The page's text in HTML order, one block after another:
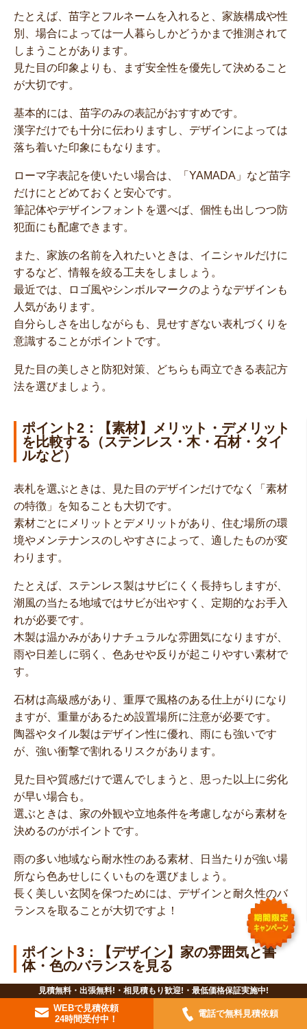
たとえば、苗字とフルネームを入れると、家族構成や性
別、場合によっては一人暮らしかどうかまで推測されて
しまうことがあります。
見た目の印象よりも、まず安全性を優先して決めること
が大切です。
基本的には、苗字のみの表記がおすすめです。
漢字だけでも十分に伝わりますし、デザインによっては
落ち着いた印象にもなります。
ローマ字表記を使いたい場合は、「YAMADA」など苗字
だけにとどめておくと安心です。
筆記体やデザインフォントを選べば、個性も出しつつ防
犯面にも配慮できます。
また、家族の名前を入れたいときは、イニシャルだけに
するなど、情報を絞る工夫をしましょう。
最近では、ロゴ風やシンボルマークのようなデザインも
人気があります。
自分らしさを出しながらも、見せすぎない表札づくりを
意識することがポイントです。
見た目の美しさと防犯対策、どちらも両立できる表記方
法を選びましょう。
ポイント2：【素材】メリット・デメリット
を比較する（ステンレス・木・石材・タイ
ルなど）
表札を選ぶときは、見た目のデザインだけでなく「素材
の特徴」を知ることも大切です。
素材ごとにメリットとデメリットがあり、住む場所の環
境やメンテナンスのしやすさによって、適したものが変
わります。
たとえば、ステンレス製はサビにくく長持ちしますが、
潮風の当たる地域ではサビが出やすく、定期的なお手入
れが必要です。
木製は温かみがありナチュラルな雰囲気になりますが、
雨や日差しに弱く、色あせや反りが起こりやすい素材で
す。
石材は高級感があり、重厚で風格のある仕上がりになり
ますが、重量があるため設置場所に注意が必要です。
陶器やタイル製はデザイン性に優れ、雨にも強いです
が、強い衝撃で割れるリスクがあります。
見た目や質感だけで選んでしまうと、思った以上に劣化
が早い場合も。
選ぶときは、家の外観や立地条件を考慮しながら素材を
決めるのがポイントです。
雨の多い地域なら耐水性のある素材、日当たりが強い場
所なら色あせしにくいものを選びましょう。
長く美しい玄関を保つためには、デザインと耐久性のバ
ランスを取ることが大切ですよ！
ポイント3：【デザイン】家の雰囲気と書
体・色のバランスを見る
表札のデザインを決めるときは、家の外観とのバランス
を意識することが大切です。
見積無料・出張無料!・相見積もり歓迎!・最低価格保証実施中!
WEBで見積依頼
24時間受付中！
電話で無料見積依頼